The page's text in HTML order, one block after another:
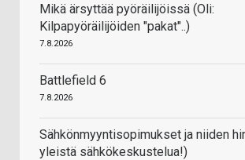
Mikä ärsyttää pyöräilijöissä (Oli:
Kilpapyöräilijöiden "pakat"..)
7.8.2026
Battlefield 6
7.8.2026
Sähkönmyyntisopimukset ja niiden
yleistä sähkökeskustelua!)